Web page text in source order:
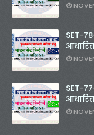
SET-
SET-